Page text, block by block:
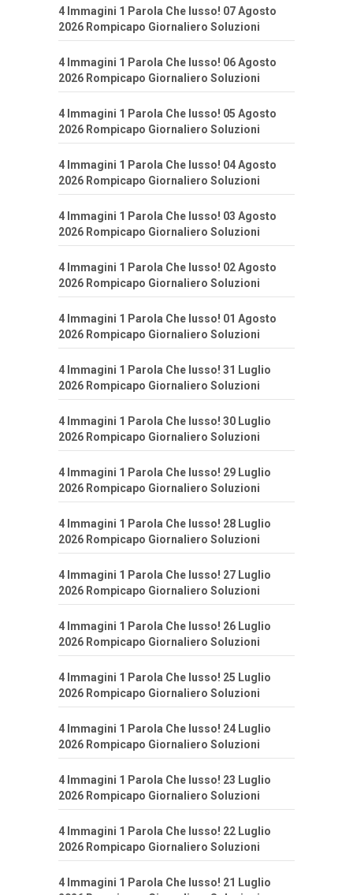
4 Immagini 1 Parola Che lusso! 07 Agosto
2026 Rompicapo Giornaliero Soluzioni
4 Immagini 1 Parola Che lusso! 06 Agosto
2026 Rompicapo Giornaliero Soluzioni
4 Immagini 1 Parola Che lusso! 05 Agosto
2026 Rompicapo Giornaliero Soluzioni
4 Immagini 1 Parola Che lusso! 04 Agosto
2026 Rompicapo Giornaliero Soluzioni
4 Immagini 1 Parola Che lusso! 03 Agosto
2026 Rompicapo Giornaliero Soluzioni
4 Immagini 1 Parola Che lusso! 02 Agosto
2026 Rompicapo Giornaliero Soluzioni
4 Immagini 1 Parola Che lusso! 01 Agosto
2026 Rompicapo Giornaliero Soluzioni
4 Immagini 1 Parola Che lusso! 31 Luglio
2026 Rompicapo Giornaliero Soluzioni
4 Immagini 1 Parola Che lusso! 30 Luglio
2026 Rompicapo Giornaliero Soluzioni
4 Immagini 1 Parola Che lusso! 29 Luglio
2026 Rompicapo Giornaliero Soluzioni
4 Immagini 1 Parola Che lusso! 28 Luglio
2026 Rompicapo Giornaliero Soluzioni
4 Immagini 1 Parola Che lusso! 27 Luglio
2026 Rompicapo Giornaliero Soluzioni
4 Immagini 1 Parola Che lusso! 26 Luglio
2026 Rompicapo Giornaliero Soluzioni
4 Immagini 1 Parola Che lusso! 25 Luglio
2026 Rompicapo Giornaliero Soluzioni
4 Immagini 1 Parola Che lusso! 24 Luglio
2026 Rompicapo Giornaliero Soluzioni
4 Immagini 1 Parola Che lusso! 23 Luglio
2026 Rompicapo Giornaliero Soluzioni
4 Immagini 1 Parola Che lusso! 22 Luglio
2026 Rompicapo Giornaliero Soluzioni
4 Immagini 1 Parola Che lusso! 21 Luglio